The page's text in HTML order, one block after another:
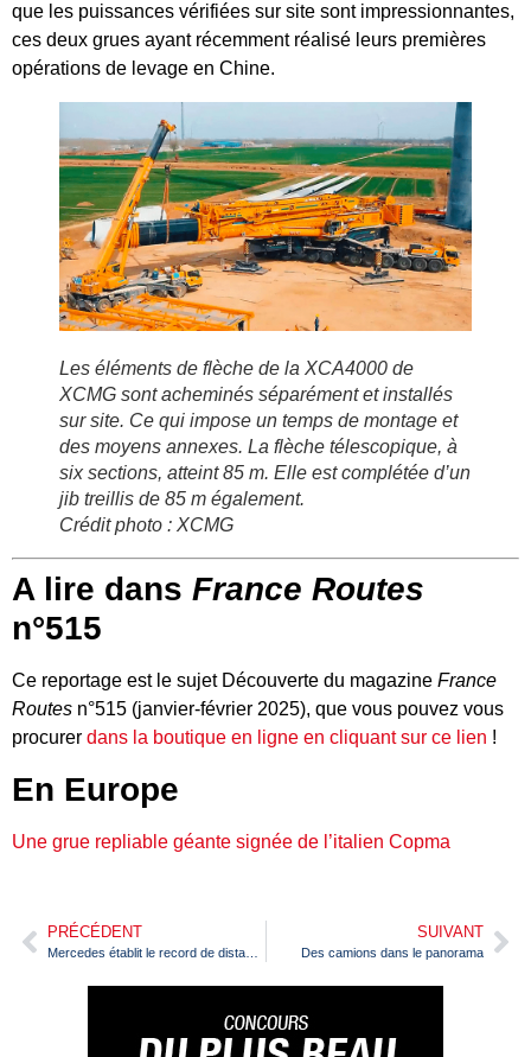
que les puissances vérifiées sur site sont impressionnantes,
ces deux grues ayant récemment réalisé leurs premières
opérations de levage en Chine.
Les éléments de flèche de la XCA4000 de
XCMG sont acheminés séparément et installés
sur site. Ce qui impose un temps de montage et
des moyens annexes. La flèche télescopique, à
six sections, atteint 85 m. Elle est complétée d’un
jib treillis de 85 m également.
Crédit photo : XCMG
A lire dans France Routes
n°515
Ce reportage est le sujet Découverte du magazine France
Routes n°515 (janvier-février 2025), que vous pouvez vous
procurer dans la boutique en ligne en cliquant sur ce lien !
En Europe
Une grue repliable géante signée de l’italien Copma
PRÉCÉDENT SUIVANT
Des camions dans le panorama